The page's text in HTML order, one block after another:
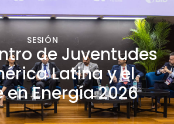
SESIÓN
de Juventudes
Latina y el
en Energía 2026